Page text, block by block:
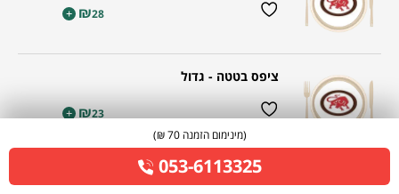
₪28
+
ציפס בטטה - גדול
₪23
+
מאנץ ציפס בטטה
(מינימום הזמנה 70 ₪)
053-6113325